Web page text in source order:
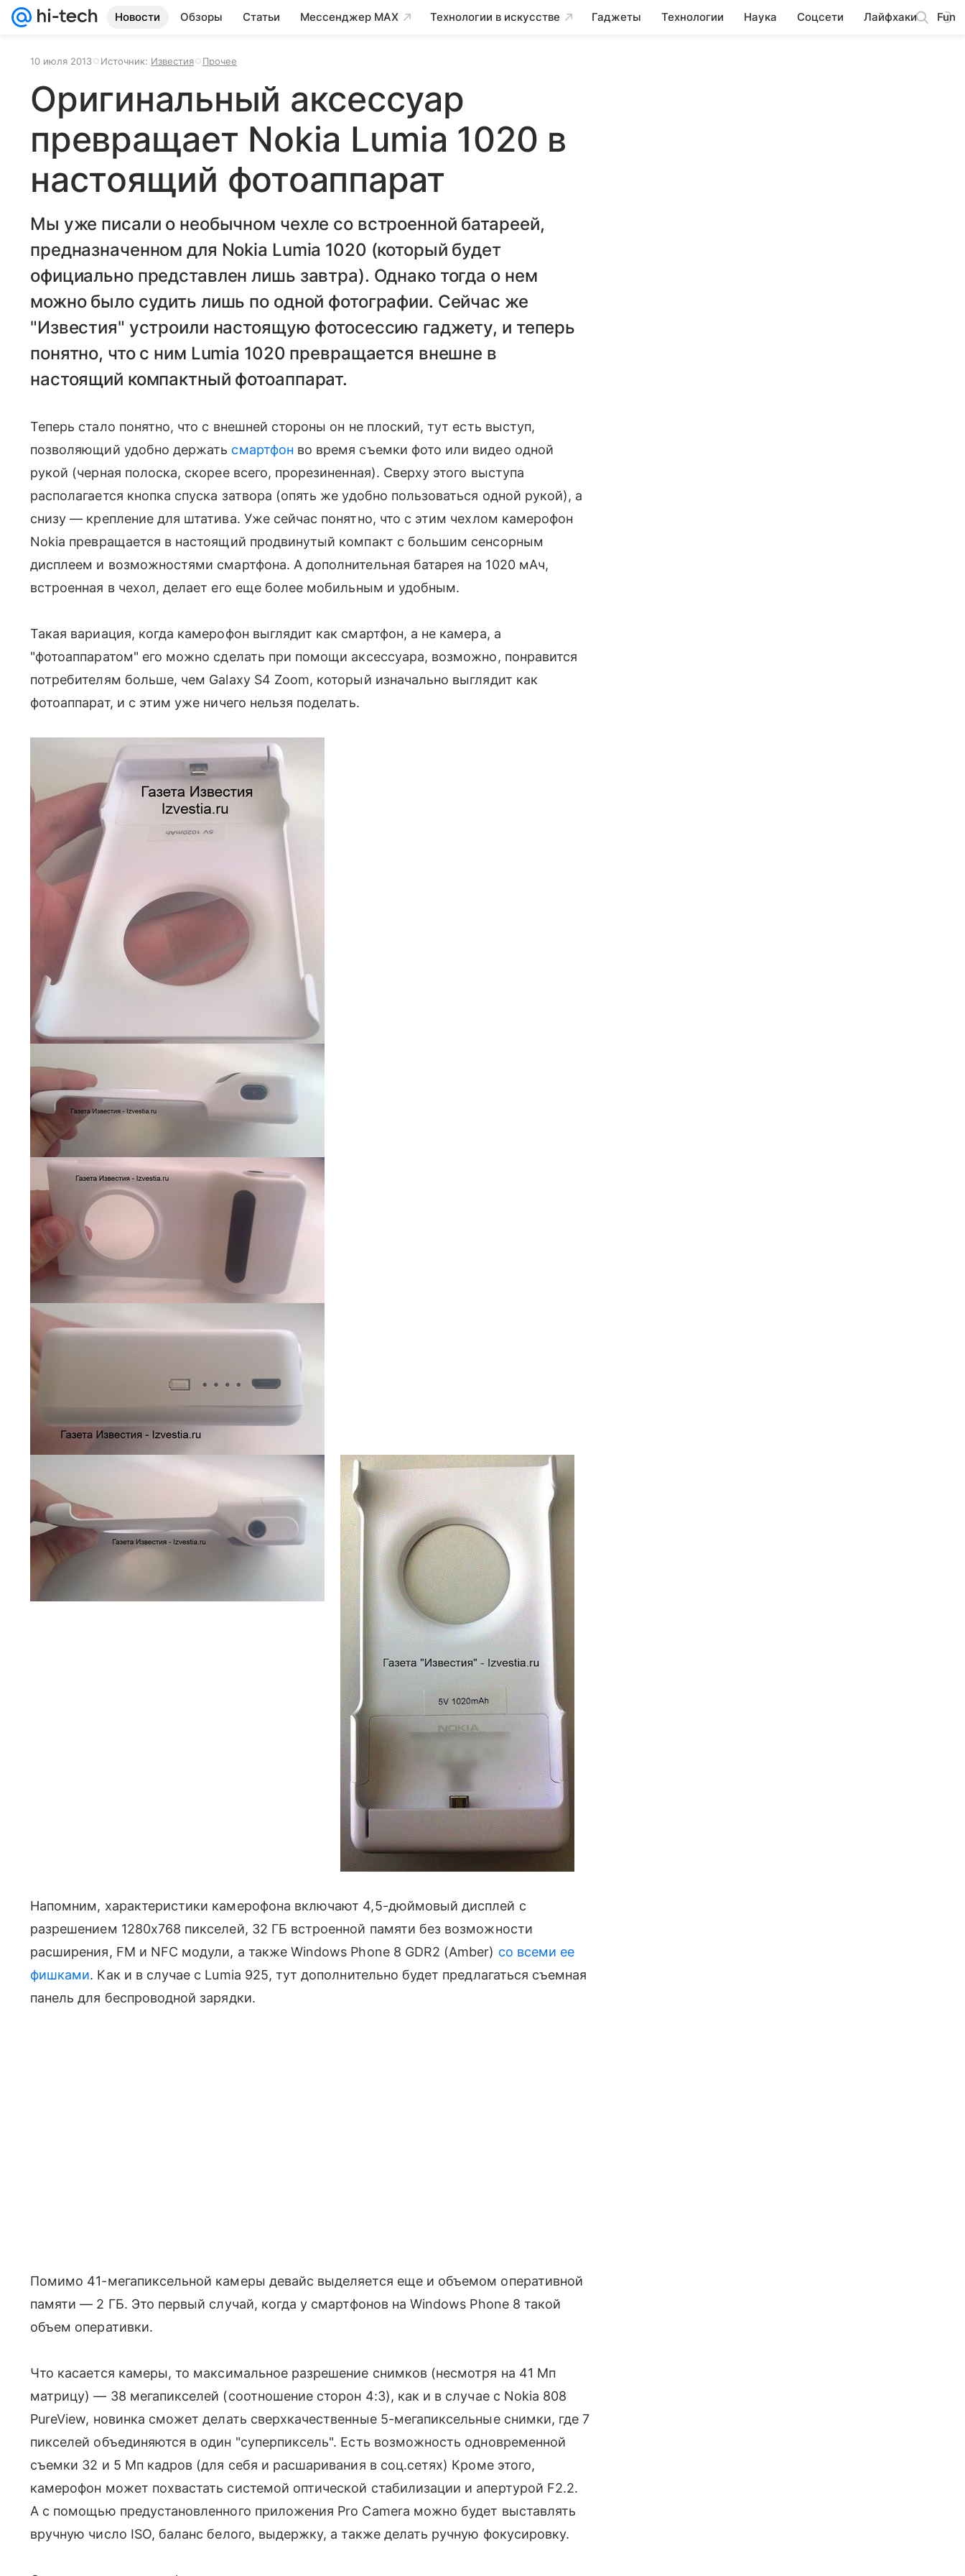
Новости Обзоры Статьи Мессенджер MAX Технологии в искусстве Гаджеты Технологии Наука Соцсети Лайфхаки Fun
10 июля 2013 Источник: Известия Прочее
Оригинальный аксессуар
превращает Nokia Lumia 1020 в
настоящий фотоаппарат
Мы уже писали о необычном чехле со встроенной батареей,
предназначенном для Nokia Lumia 1020 (который будет
официально представлен лишь завтра). Однако тогда о нем
можно было судить лишь по одной фотографии. Сейчас же
"Известия" устроили настоящую фотосессию гаджету, и теперь
понятно, что с ним Lumia 1020 превращается внешне в
настоящий компактный фотоаппарат.
Теперь стало понятно, что с внешней стороны он не плоский, тут есть выступ,
позволяющий удобно держать смартфон во время съемки фото или видео одной
рукой (черная полоска, скорее всего, прорезиненная). Сверху этого выступа
располагается кнопка спуска затвора (опять же удобно пользоваться одной рукой), а
снизу — крепление для штатива. Уже сейчас понятно, что с этим чехлом камерофон
Nokia превращается в настоящий продвинутый компакт с большим сенсорным
дисплеем и возможностями смартфона. А дополнительная батарея на 1020 мАч,
встроенная в чехол, делает его еще более мобильным и удобным.
Такая вариация, когда камерофон выглядит как смартфон, а не камера, а
"фотоаппаратом" его можно сделать при помощи аксессуара, возможно, понравится
потребителям больше, чем Galaxy S4 Zoom, который изначально выглядит как
фотоаппарат, и с этим уже ничего нельзя поделать.
Напомним, характеристики камерофона включают 4,5-дюймовый дисплей с
разрешением 1280х768 пикселей, 32 ГБ встроенной памяти без возможности
расширения, FM и NFC модули, а также Windows Phone 8 GDR2 (Amber) со всеми ее
фишками. Как и в случае с Lumia 925, тут дополнительно будет предлагаться съемная
панель для беспроводной зарядки.
Помимо 41-мегапиксельной камеры девайс выделяется еще и объемом оперативной
памяти — 2 ГБ. Это первый случай, когда у смартфонов на Windows Phone 8 такой
объем оперативки.
Что касается камеры, то максимальное разрешение снимков (несмотря на 41 Мп
матрицу) — 38 мегапикселей (соотношение сторон 4:3), как и в случае с Nokia 808
PureView, новинка сможет делать сверхкачественные 5-мегапиксельные снимки, где 7
пикселей объединяются в один "суперпиксель". Есть возможность одновременной
съемки 32 и 5 Мп кадров (для себя и расшаривания в соц.сетях) Кроме этого,
камерофон может похвастать системой оптической стабилизации и апертурой F2.2.
А с помощью предустановленного приложения Pro Camera можно будет выставлять
вручную число ISO, баланс белого, выдержку, а также делать ручную фокусировку.